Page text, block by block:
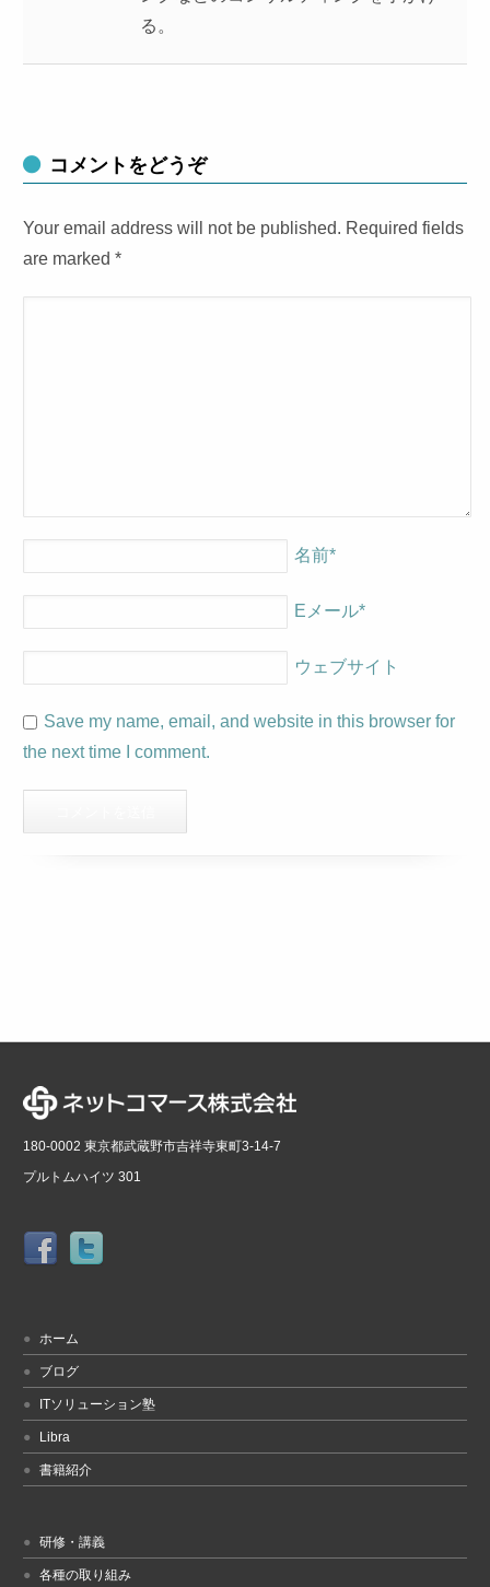
る。
コメントをどうぞ
Your email address will not be published. Required fields
are marked*
名前*
Eメール*
ウェブサイト
Save my name, email, and website in this browser for
the next time I comment.
180-0002 東京都武蔵野市吉祥寺東町3-14-7
プルトムハイツ 301
ホーム
ブログ
ITソリューション塾
Libra
書籍紹介
研修・講義
各種の取り組み